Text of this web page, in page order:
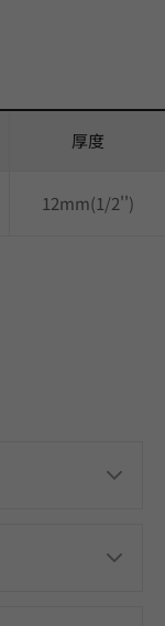
厚度
12mm(1/2'')